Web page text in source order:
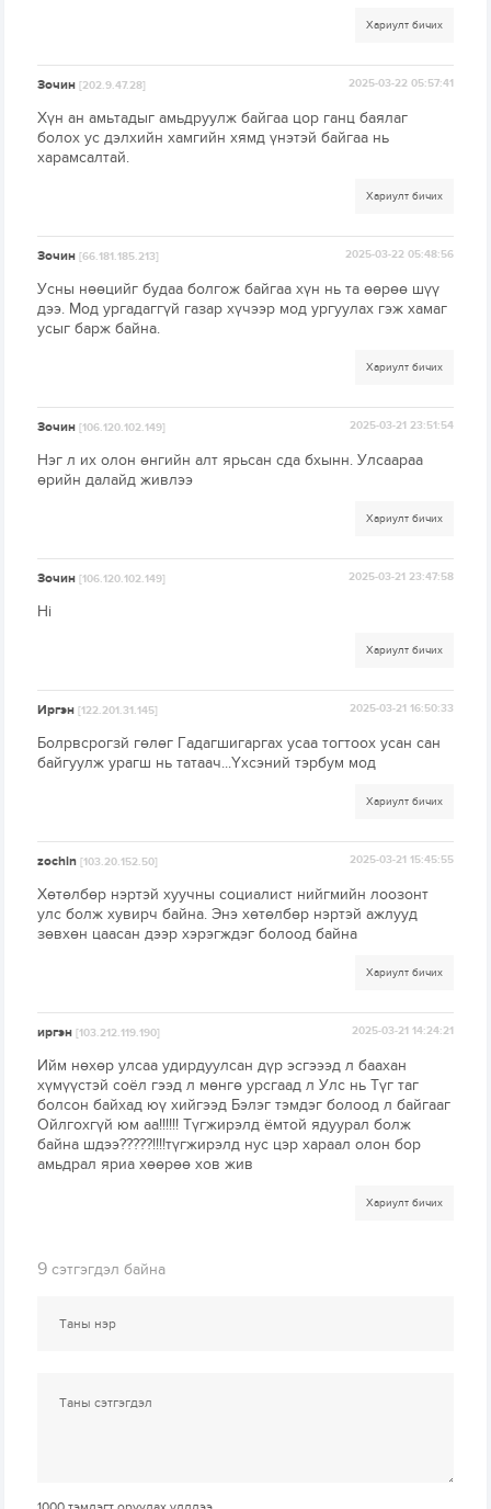
Хариулт бичих
Зочин[202.9.47.28] 2025-03-22 05:57:41
Хүн ан амьтадыг амьдруулж байгаа цор ганц баялаг
болох ус дэлхийн хамгийн хямд үнэтэй байгаа нь
харамсалтай.
Хариулт бичих
Зочин[66.181.185.213] 2025-03-22 05:48:56
Усны нөөцийг будаа болгож байгаа хүн нь та өөрөө шүү
дээ. Мод ургадаггүй газар хүчээр мод ургуулах гэж хамаг
усыг барж байна.
Хариулт бичих
Зочин[106.120.102.149] 2025-03-21 23:51:54
Нэг л их олон өнгийн алт ярьсан сда бхынн. Улсаараа
өрийн далайд живлээ
Хариулт бичих
Зочин[106.120.102.149] 2025-03-21 23:47:58
Hi
Хариулт бичих
Иргэн[122.201.31.145] 2025-03-21 16:50:33
Болрвсрогзй гөлөг Гадагшигаргах усаа тогтоох усан сан
байгуулж урагш нь татаач...Үхсэний тэрбум мод
Хариулт бичих
zochin[103.20.152.50] 2025-03-21 15:45:55
Хөтөлбөр нэртэй хуучны социалист нийгмийн лоозонт
улс болж хувирч байна. Энэ хөтөлбөр нэртэй ажлууд
зөвхөн цаасан дээр хэрэгждэг болоод байна
Хариулт бичих
иргэн[103.212.119.190] 2025-03-21 14:24:21
Ийм нөхөр улсаа удирдуулсан дүр эсгэээд л баахан
хүмүүстэй соёл гээд л мөнгө урсгаад л Улс нь Түг таг
болсон байхад юү хийгээд Бэлэг тэмдэг болоод л байгааг
Ойлгохгүй юм аа!!!!!! Түгжирэлд ёмтой ядуурал болж
байна шдээ?????!!!!түгжирэлд нус цэр хараал олон бор
амьдрал яриа хөөрөө хов жив
Хариулт бичих
9 сэтгэгдэл байна